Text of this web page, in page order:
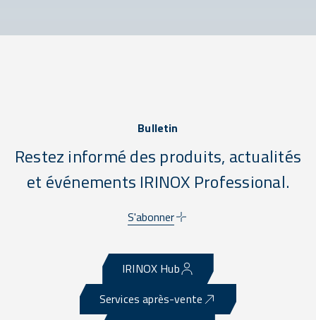
Bulletin
Restez informé des produits, actualités
et événements IRINOX Professional.
S'abonner
IRINOX Hub
Services après-vente